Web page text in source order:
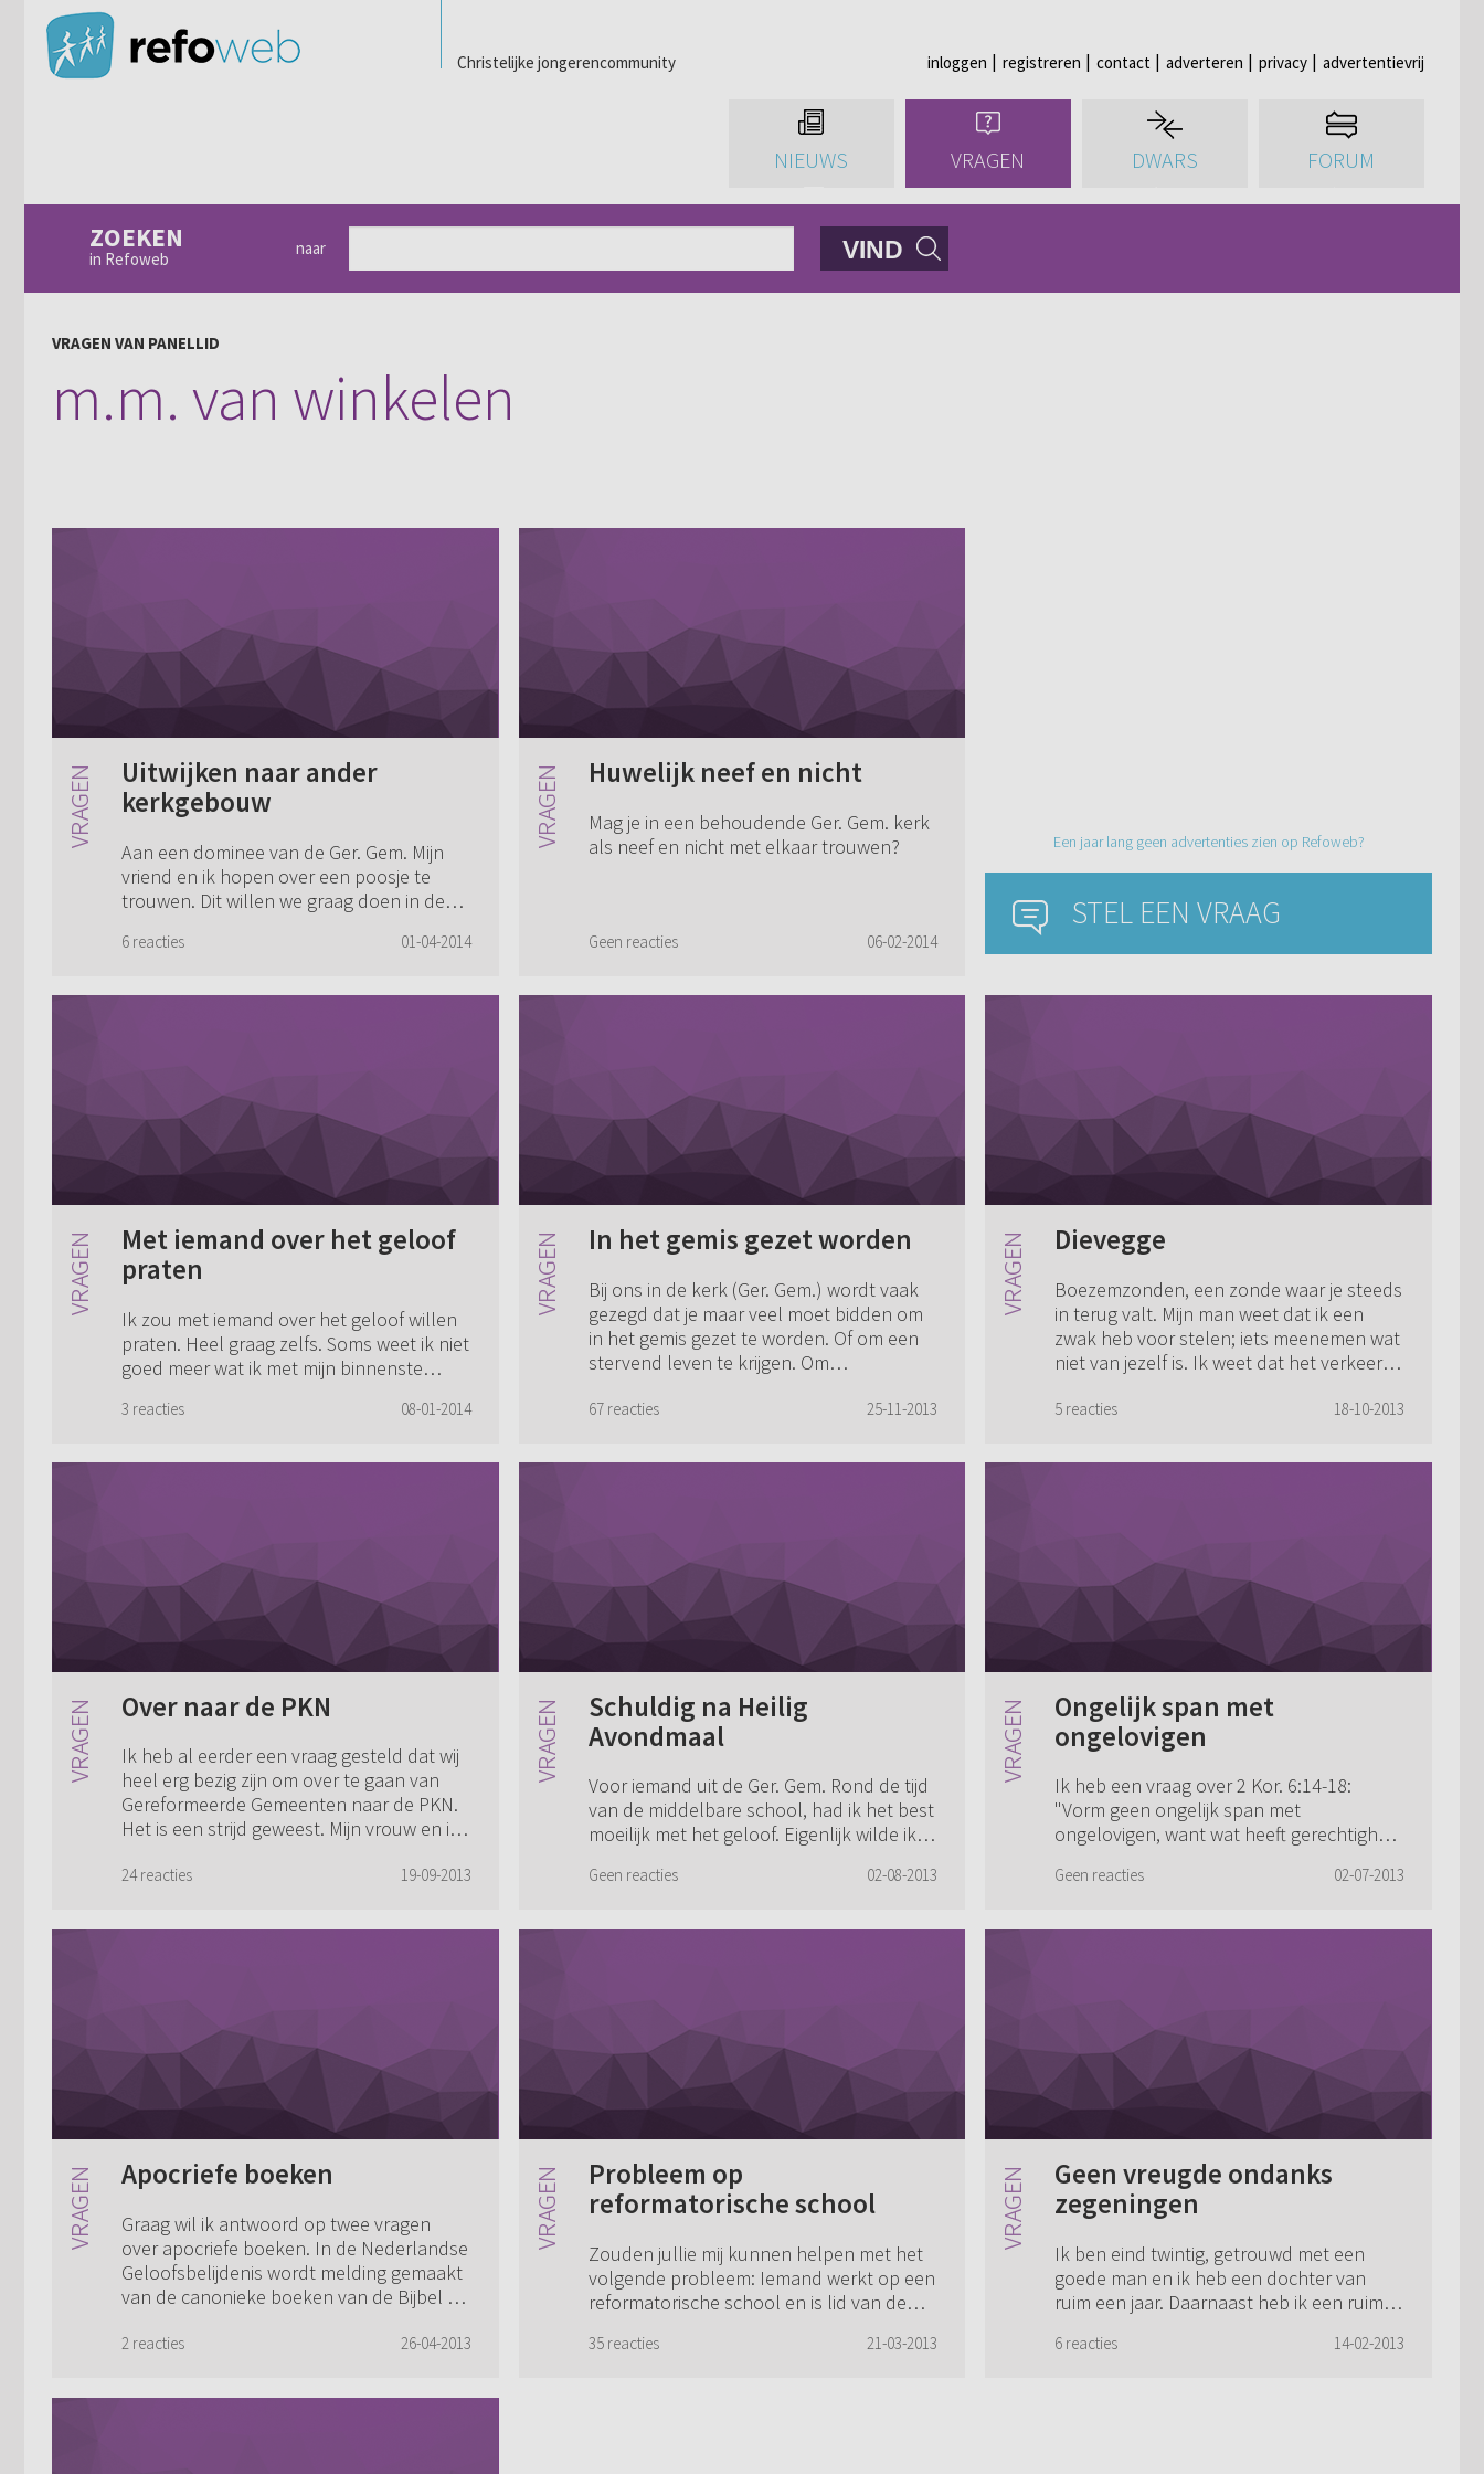
Christelijke jongerencommunity inloggen registreren contact adverteren privacy advertentievrij
NIEUWS VRAGEN DWARS FORUM
ZOEKEN
in Refoweb
naar VIND
VRAGEN VAN PANELLID
m.m. van winkelen
Uitwijken naar ander
kerkgebouw
Aan een dominee van de Ger. Gem. Mijn
vriend en ik hopen over een poosje te
trouwen. Dit willen we graag doen in de
gemeente). Nu blijkt het zo te zijn dat er
6 reacties 01-04-2014
Huwelijk neef en nicht
Mag je in een behoudende Ger. Gem. kerk
als neef en nicht met elkaar trouwen?
Geen reacties 06-02-2014
Een jaar lang geen advertenties zien op Refoweb?
STEL EEN VRAAG
Met iemand over het geloof
praten
Ik zou met iemand over het geloof willen
praten. Heel graag zelfs. Soms weet ik niet
goed meer wat ik met mijn binnenste
nooit ‘diep’ durf te gaan. Ik durf niet ...
3 reacties 08-01-2014
In het gemis gezet worden
Bij ons in de kerk (Ger. Gem.) wordt vaak
gezegd dat je maar veel moet bidden om
in het gemis gezet te worden. Of om een
stervend leven te krijgen. Om
ontvangen. Oo...
67 reacties 25-11-2013
Dievegge
Boezemzonden, een zonde waar je steeds
in terug valt. Mijn man weet dat ik een
zwak heb voor stelen; iets meenemen wat
niet van jezelf is. Ik weet dat het verkeerd
5 reacties 18-10-2013
Over naar de PKN
Ik heb al eerder een vraag gesteld dat wij
heel erg bezig zijn om over te gaan van
Gereformeerde Gemeenten naar de PKN.
Het is een strijd geweest. Mijn vrouw en ik
24 reacties 19-09-2013
Schuldig na Heilig
Avondmaal
Voor iemand uit de Ger. Gem. Rond de tijd
van de middelbare school, had ik het best
moeilijk met het geloof. Eigenlijk wilde ik
zelf was ik niet dapper genoeg o...
Geen reacties 02-08-2013
Ongelijk span met
ongelovigen
Ik heb een vraag over 2 Kor. 6:14-18:
"Vorm geen ongelijk span met
ongelovigen, want wat heeft gerechtigheid
welke gemeenschap is er tussen licht en
Geen reacties 02-07-2013
Apocriefe boeken
Graag wil ik antwoord op twee vragen
over apocriefe boeken. In de Nederlandse
Geloofsbelijdenis wordt melding gemaakt
van de canonieke boeken van de Bijbel en
2 reacties 26-04-2013
Probleem op
reformatorische school
Zouden jullie mij kunnen helpen met het
volgende probleem: Iemand werkt op een
reformatorische school en is lid van de
trouwen met iemand die lid is van de
35 reacties 21-03-2013
Geen vreugde ondanks
zegeningen
Ik ben eind twintig, getrouwd met een
goede man en ik heb een dochter van
ruim een jaar. Daarnaast heb ik een ruime
dagen thuis moet doorkomen. Op mijn
6 reacties 14-02-2013